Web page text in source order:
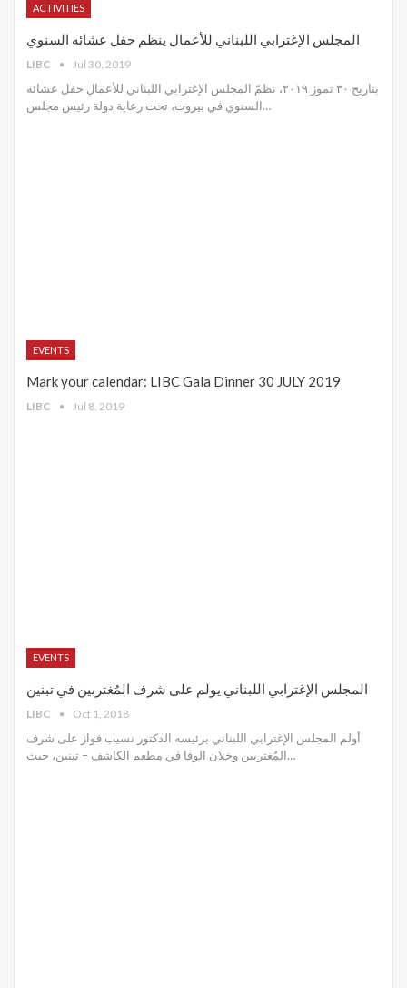
ACTIVITIES
المجلس الإغترابي اللبناني للأعمال ينظم حفل عشائه السنوي
LIBC Jul 30, 2019
بتاريخ ٣٠ تموز ٢٠١٩، نظمّ المجلس الإغترابي اللبناني للأعمال حفل عشائه
السنوي في بيروت، تحت رعاية دولة رئيس مجلس…
EVENTS
Mark your calendar: LIBC Gala Dinner 30 JULY 2019
LIBC Jul 8, 2019
EVENTS
المجلس الإغترابي اللبناني يولم على شرف المُغتربين في تبنين
LIBC Oct 1, 2018
أولم المجلس الإغترابي اللبناني برئيسه الدكتور نسيب فواز على شرف
المُغتربين وخلان الوفا في مطعم الكاشف – تبنين، حيث…